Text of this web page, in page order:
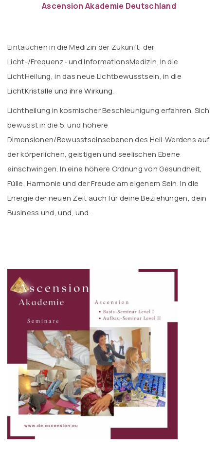
Ascension Akademie Deutschland
Eintauchen in die Medizin der Zukunft, der
Licht-/Frequenz- und InformationsMedizin. In die
LichtHeilung, in das neue Lichtbewusstsein, in die
LichtKristalle und ihre Wirkung.
Lichtheilung in kosmischer Beschleunigung erfahren. Sich
bewusst in die 5. und höhere
Dimensionen/Bewusstseinsebenen des Heil-Werdens auf
der körperlichen, geistigen und seelischen Ebene
einschwingen. In eine höhere Ordnung von Gesundheit,
Fülle, Harmonie und der Freude am eigenem Sein. In die
Energie der neuen Zeit auch für deine Beziehungen, dein
Business und, und, und..